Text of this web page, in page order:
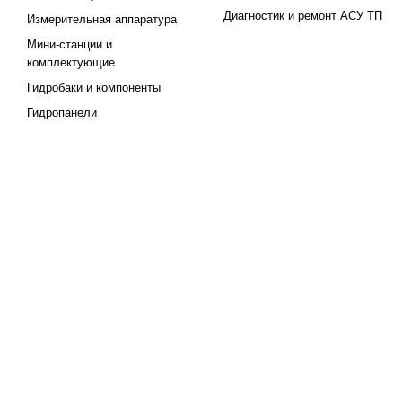
Измерительная аппаратура
Мини-станции и
комплектующие
Гидробаки и компоненты
Гидропанели
Диагностик и ремонт АСУ ТП